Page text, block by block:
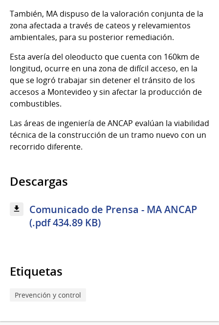
También, MA dispuso de la valoración conjunta de la
zona afectada a través de cateos y relevamientos
ambientales, para su posterior remediación.
Esta avería del oleoducto que cuenta con 160km de
longitud, ocurre en una zona de difícil acceso, en la
que se logró trabajar sin detener el tránsito de los
accesos a Montevideo y sin afectar la producción de
combustibles.
Las áreas de ingeniería de ANCAP evalúan la viabilidad
técnica de la construcción de un tramo nuevo con un
recorrido diferente.
Descargas
Comunicado de Prensa - MA ANCAP
(.pdf 434.89 KB)
Etiquetas
Prevención y control